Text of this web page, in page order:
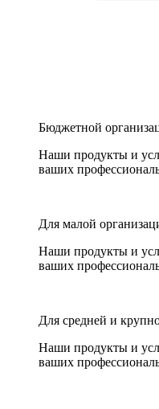
Бюджетной
Наши продукты и
ваших
Для малой
Наши продукты и
ваших
Для средней и
Наши продукты и
ваших